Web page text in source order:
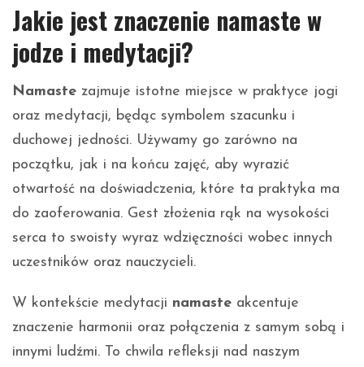
Jakie jest znaczenie namaste w
jodze i medytacji?
Namaste zajmuje istotne miejsce w praktyce jogi
oraz medytacji, będąc symbolem szacunku i
duchowej jedności. Używamy go zarówno na
początku, jak i na końcu zajęć, aby wyrazić
otwartość na doświadczenia, które ta praktyka ma
do zaoferowania. Gest złożenia rąk na wysokości
serca to swoisty wyraz wdzięczności wobec innych
uczestników oraz nauczycieli.
W kontekście medytacji namaste akcentuje
znaczenie harmonii oraz połączenia z samym sobą i
innymi ludźmi. To chwila refleksji nad naszym